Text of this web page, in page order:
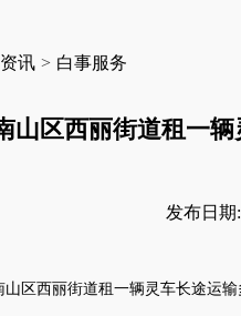
讯 > 白事服务
山区西丽街道租一
发布日期
山区西丽街道租一辆灵车长途运